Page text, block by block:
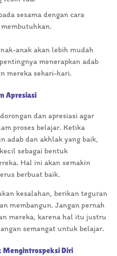
sesama dengan cara
anak akan lebih mudah
menerapkan adab
mereka sehari-hari.
Apresiasi
dan apresiasi agar
proses belajar. Ketika
adab dan akhlak yang baik,
sebagai bentuk
Hal ini akan semakin
berbuat baik.
kesalahan, berikan teguran
membangun. Jangan pernah
mereka, karena hal itu justru
semangat untuk belajar.
Mengintrospeksi Diri